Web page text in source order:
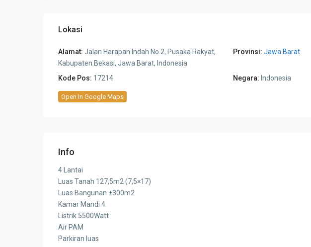
Lokasi
Alamat: Jalan Harapan Indah No.2, Pusaka Rakyat,
Kabupaten Bekasi, Jawa Barat, Indonesia
Provinsi: Jawa Barat
Kode Pos: 17214 Negara: Indonesia
Open In Google Maps
Info
4 Lantai
Luas Tanah 127,5m2 (7,5×17)
Luas Bangunan ±300m2
Kamar Mandi 4
Listrik 5500Watt
Air PAM
Parkiran luas